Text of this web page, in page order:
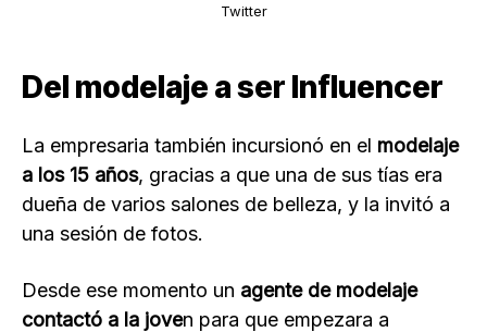
Twitter
Del modelaje a ser Influencer
La empresaria también incursionó en el modelaje
a los 15 años, gracias a que una de sus tías era
dueña de varios salones de belleza, y la invitó a
una sesión de fotos.
Desde ese momento un agente de modelaje
contactó a la joven para que empezara a